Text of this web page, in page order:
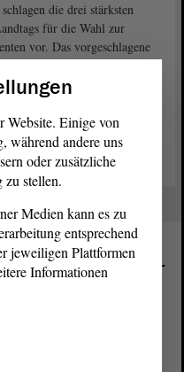
die drei stärksten
für die Wahl zur
vor. Das vorgeschlagene
es die Mehrheit der
AfD-Fraktion (PDF)
von Sachsen-
Website. Einige von
während andere uns
oder zusätzliche
stellen.
Medien kann es zu
entsprechend
jeweiligen Plattformen
Informationen